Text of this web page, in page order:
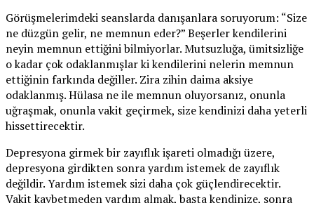
Görüşmelerimdeki seanslarda danışanlara soruyorum: “Size
ne düzgün gelir, ne memnun eder?” Beşerler kendilerini
neyin memnun ettiğini bilmiyorlar. Mutsuzluğa, ümitsizliğe
o kadar çok odaklanmışlar ki kendilerini nelerin memnun
ettiğinin farkında değiller. Zira zihin daima aksiye
odaklanmış. Hülasa ne ile memnun oluyorsanız, onunla
uğraşmak, onunla vakit geçirmek, size kendinizi daha yeterli
hissettirecektir.
Depresyona girmek bir zayıflık işareti olmadığı üzere,
depresyona girdikten sonra yardım istemek de zayıflık
değildir. Yardım istemek sizi daha çok güçlendirecektir.
Vakit kaybetmeden yardım almak, başta kendinize, sonra